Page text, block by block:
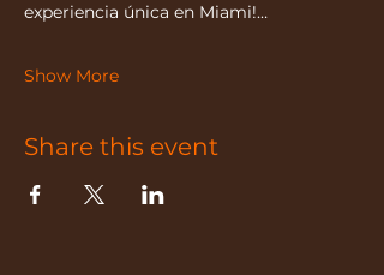
experiencia única en Miami!…
Show More
Share this event